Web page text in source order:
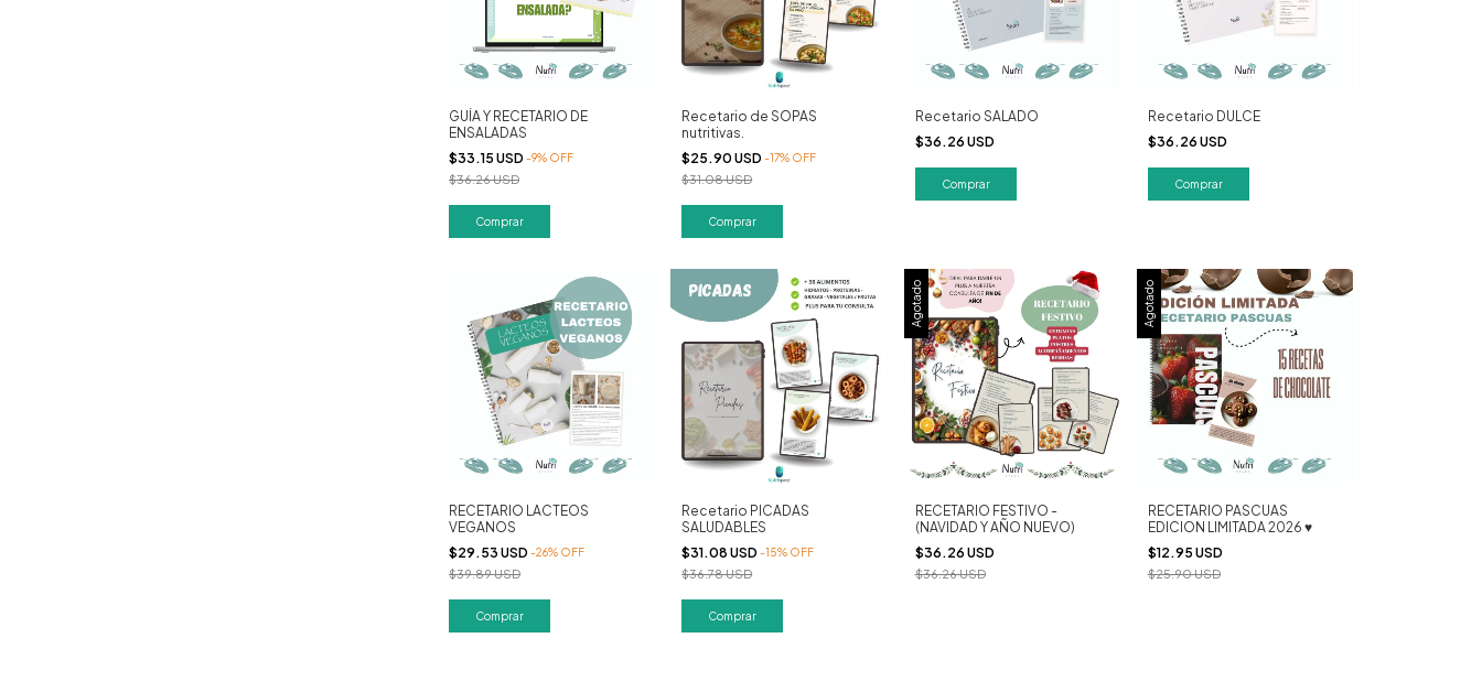
GUÍA Y RECETARIO DE
ENSALADAS
$33.15 USD -9% OFF
$36.26 USD
Recetario de SOPAS
nutritivas.
$25.90 USD-17% OFF
$31.08 USD
Recetario SALADO
$36.26 USD
Recetario DULCE
$36.26 USD
RECETARIO LACTEOS
VEGANOS
$29.53 USD -26% OFF
$39.89 USD
Recetario PICADAS
SALUDABLES
$31.08 USD-15% OFF
$36.78 USD
Agotado
RECETARIO FESTIVO -
(NAVIDAD Y AÑO NUEVO)
$36.26 USD
$36.26 USD
Agotado
RECETARIO PASCUAS
EDICION LIMITADA 2026 ♥
$12.95 USD
$25.90 USD